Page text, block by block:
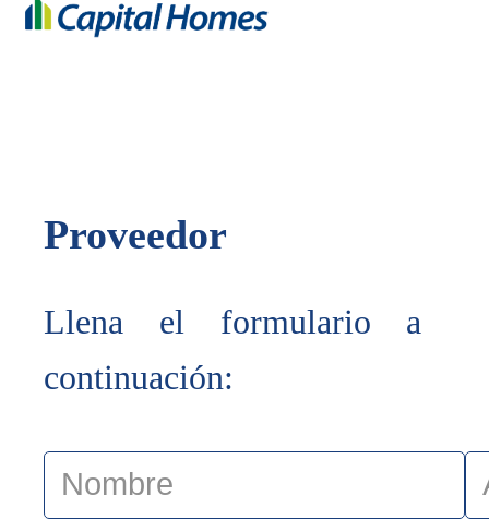
Proveedor
Llena el formulario a
continuación: